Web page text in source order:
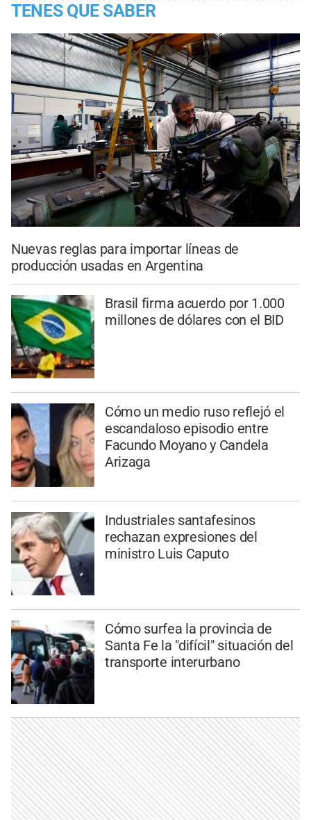
TENES QUE SABER
Nuevas reglas para importar líneas de
producción usadas en Argentina
Brasil firma acuerdo por 1.000
millones de dólares con el BID
Cómo un medio ruso reflejó el
escandaloso episodio entre
Facundo Moyano y Candela
Arizaga
Industriales santafesinos
rechazan expresiones del
ministro Luis Caputo
Cómo surfea la provincia de
Santa Fe la "difícil" situación del
transporte interurbano